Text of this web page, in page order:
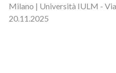
Milano | Università IULM -
20.11.2025